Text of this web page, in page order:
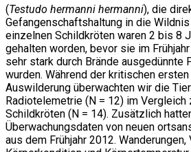
(Testudo hermanni hermanni), die
Gefangenschaftshaltung in die
einzelnen Schildkröten waren 2 bis 8
gehalten worden, bevor sie im
sehr stark durch Brände ausgedünnte
wurden. Während der kritischen
Auswilderung überwachten wir die
Radiotelemetrie (N = 12) im
Schildkröten (N = 14). Zusätzlich
Überwachungsdaten von neuen
aus dem Frühjahr 2012. Wanderungen,